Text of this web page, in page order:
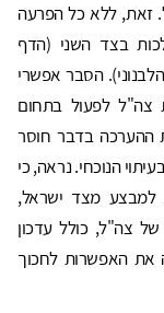
זאת, ללא כל הפרעה
בצד השני (הדף
הסבר אפשרי
צה"ל לפעול בתחום
ההערכה בדבר חוסר
הנוכחי. נראה, כי
למבצע מצד ישראל,
צה"ל, כולל עדכון
את האפשרות לחכוך